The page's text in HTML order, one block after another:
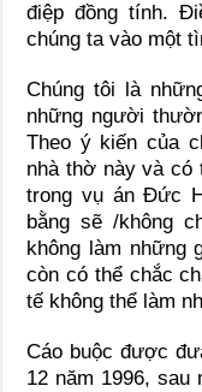
điệp đồng tính.
chúng ta vào một
Chúng tôi là
những người
Theo ý kiến của
nhà thờ này và có
trong vụ án Đức
bằng sẽ /không
không làm những
còn có thể chắc
tế không thể làm
Cáo buộc được
12 năm 1996, sau